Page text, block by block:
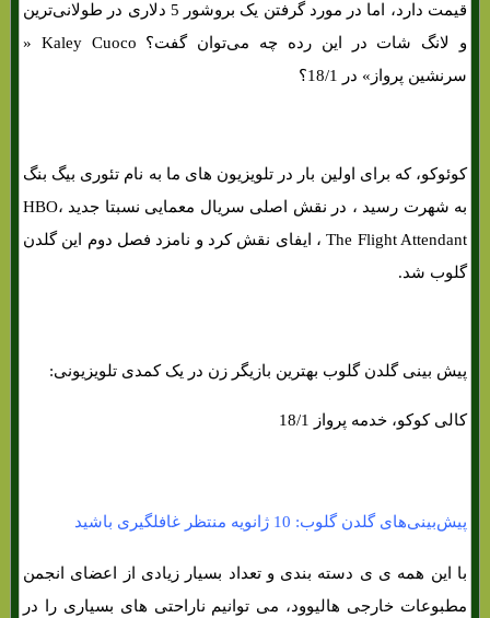
قیمت دارد، اما در مورد گرفتن یک بروشور 5 دلاری در طولانی‌ترین
و لانگ شات در این رده چه می‌توان گفت؟ Kaley Cuoco «
سرنشین پرواز» در 18/1؟
کوئوکو، که برای اولین بار در تلویزیون های‌ ما به نام تئوری بیگ بنگ
به شهرت رسید ، در نقش اصلی سریال معمایی نسبتا جدید HBO،
The Flight Attendant ، ایفای نقش کرد و نامزد فصل دوم این گلدن
گلوب شد.
پیش بینی گلدن گلوب بهترین بازیگر زن در یک کمدی تلویزیونی:
کالی کوکو، خدمه پرواز 18/1
پیش‌بینی‌های گلدن گلوب: 10 ژانویه منتظر غافلگیری باشید
با این همه ی ی دسته بندی و تعداد بسیار زیادی از اعضای انجمن
مطبوعات خارجی هالیوود، می توانیم ناراحتی های‌ بسیاری را در